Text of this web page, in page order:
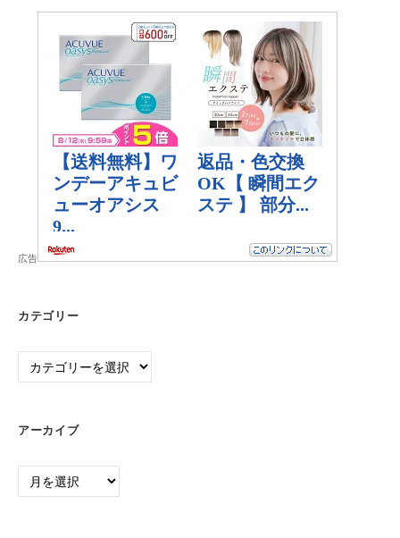
広告
カテゴリー
カ
ー
アーカイブ
ア